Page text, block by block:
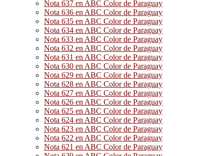
Nota 637 en ABC Color de Paraguay
Nota 636 en ABC Color de Paraguay
Nota 635 en ABC Color de Paraguay
Nota 634 en ABC Color de Paraguay
Nota 633 en ABC Color de Paraguay
Nota 632 en ABC Color de Paraguay
Nota 631 en ABC Color de Paraguay
Nota 630 en ABC Color de Paraguay
Nota 629 en ABC Color de Paraguay
Nota 628 en ABC Color de Paraguay
Nota 627 en ABC Color de Paraguay
Nota 626 en ABC Color de Paraguay
Nota 625 en ABC Color de Paraguay
Nota 624 en ABC Color de Paraguay
Nota 623 en ABC Color de Paraguay
Nota 622 en ABC Color de Paraguay
Nota 621 en ABC Color de Paraguay